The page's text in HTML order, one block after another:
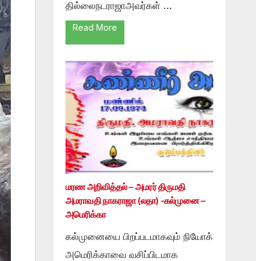
தில்லைநடராஜாஅவர்கள் …
Read More
மரண அறிவித்தல் – அமரர் திருமதி
அமராவதி நாகராஜா (லதா) -கல்முனை –
அமெரிக்கா
கல்முனையை பிறப்படமாகவும் நியோக்
அமெரிக்காவை வசிப்பிடமாக